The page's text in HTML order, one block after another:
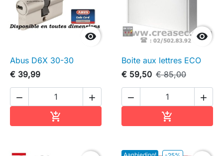

Abus D6X 30-30
€ 39,99
 


Boite aux lettres ECO
€ 59,50 € 85,00
 
